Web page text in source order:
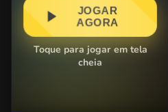
JOGAR
AGORA
Toque para jogar em tela
cheia